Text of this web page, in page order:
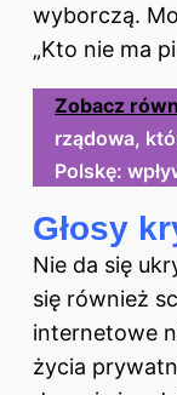
wyborczą.
„Kto nie ma
Zobacz
rządowa,
Polskę:
Głosy
Nie da się
się również
internetowe
życia